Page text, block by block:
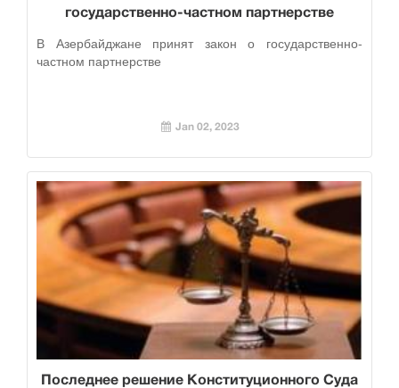
государственно-частном партнерстве
В Азербайджане принят закон о государственно-
частном партнерстве
Jan 02, 2023
Последнее решение Конституционного Суда